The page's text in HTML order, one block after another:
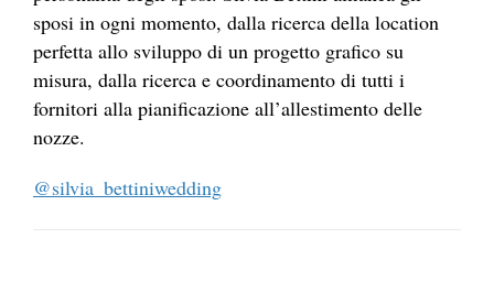
sposi in ogni momento, dalla ricerca della location
perfetta allo sviluppo di un progetto grafico su
misura, dalla ricerca e coordinamento di tutti i
fornitori alla pianificazione all’allestimento delle
nozze.
@silvia_bettiniwedding